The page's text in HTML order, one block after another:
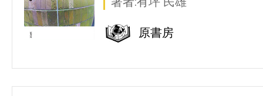
原書房